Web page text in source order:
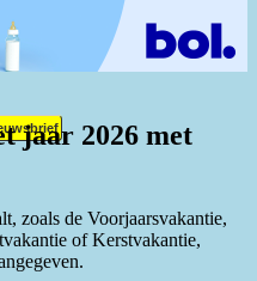
jaar 2026 met
zoals de Voorjaarsvakantie,
of Kerstvakantie,